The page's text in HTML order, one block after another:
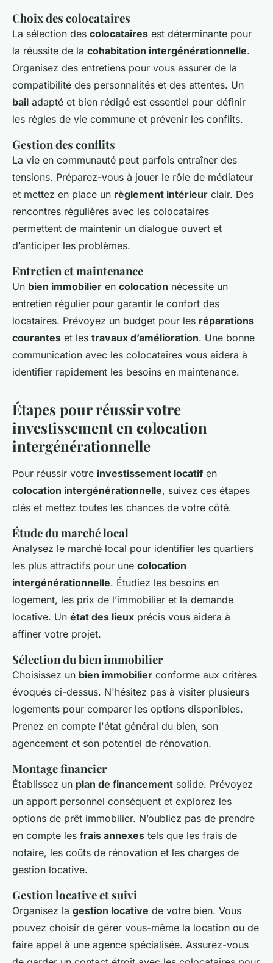
Choix des colocataires
La sélection des colocataires est déterminante pour
la réussite de la cohabitation intergénérationnelle.
Organisez des entretiens pour vous assurer de la
compatibilité des personnalités et des attentes. Un
bail adapté et bien rédigé est essentiel pour définir
les règles de vie commune et prévenir les conflits.
Gestion des conflits
La vie en communauté peut parfois entraîner des
tensions. Préparez-vous à jouer le rôle de médiateur
et mettez en place un règlement intérieur clair. Des
rencontres régulières avec les colocataires
permettent de maintenir un dialogue ouvert et
d’anticiper les problèmes.
Entretien et maintenance
Un bien immobilier en colocation nécessite un
entretien régulier pour garantir le confort des
locataires. Prévoyez un budget pour les réparations
courantes et les travaux d’amélioration. Une bonne
communication avec les colocataires vous aidera à
identifier rapidement les besoins en maintenance.
Étapes pour réussir votre
investissement en colocation
intergénérationnelle
Pour réussir votre investissement locatif en
colocation intergénérationnelle, suivez ces étapes
clés et mettez toutes les chances de votre côté.
Étude du marché local
Analysez le marché local pour identifier les quartiers
les plus attractifs pour une colocation
intergénérationnelle. Étudiez les besoins en
logement, les prix de l’immobilier et la demande
locative. Un état des lieux précis vous aidera à
affiner votre projet.
Sélection du bien immobilier
Choisissez un bien immobilier conforme aux critères
évoqués ci-dessus. N'hésitez pas à visiter plusieurs
logements pour comparer les options disponibles.
Prenez en compte l'état général du bien, son
agencement et son potentiel de rénovation.
Montage financier
Établissez un plan de financement solide. Prévoyez
un apport personnel conséquent et explorez les
options de prêt immobilier. N’oubliez pas de prendre
en compte les frais annexes tels que les frais de
notaire, les coûts de rénovation et les charges de
gestion locative.
Gestion locative et suivi
Organisez la gestion locative de votre bien. Vous
pouvez choisir de gérer vous-même la location ou de
faire appel à une agence spécialisée. Assurez-vous